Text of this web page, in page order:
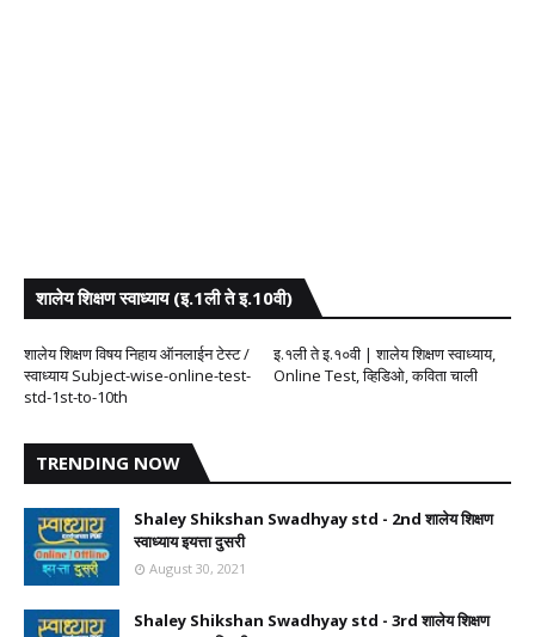
शालेय शिक्षण स्वाध्याय (इ.1ली ते इ.10वी)
शालेय शिक्षण विषय निहाय ऑनलाईन टेस्ट /
स्वाध्याय Subject-wise-online-test-
std-1st-to-10th
इ.१ली ते इ.१०वी | शालेय शिक्षण स्वाध्याय,
Online Test, व्हिडिओ, कविता चाली
TRENDING NOW
Shaley Shikshan Swadhyay std - 2nd शालेय शिक्षण
स्वाध्याय इयत्ता दुसरी
August 30, 2021
Shaley Shikshan Swadhyay std - 3rd शालेय शिक्षण